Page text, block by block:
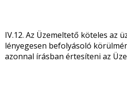
IV.12. Az Üzemeltető köteles az
lényegesen befolyásoló
azonnal írásban értesíteni az